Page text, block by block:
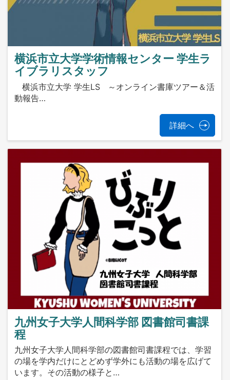
横浜市立大学学術情報センター 学生ラ
イブラリスタッフ
横浜市立大学 学生LS ～オンライン書庫ツアー＆活
動報告…
詳細へ
九州女子大学人間科学部 図書館司書課
程
九州女子大学人間科学部の図書館司書課程では、学習
の場を学内だけにとどめず学外にも活動の場を広げて
います。その活動の様子と…